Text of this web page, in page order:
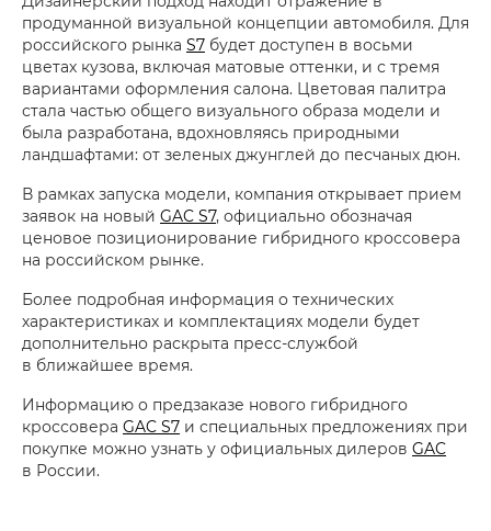
продуманной визуальной концепции автомобиля. Для
российского рынка S7 будет доступен в восьми
цветах кузова, включая матовые оттенки, и с тремя
вариантами оформления салона. Цветовая палитра
стала частью общего визуального образа модели и
была разработана, вдохновляясь природными
ландшафтами: от зеленых джунглей до песчаных дюн.
В рамках запуска модели, компания открывает прием
заявок на новый GAC S7, официально обозначая
ценовое позиционирование гибридного кроссовера
на российском рынке.
Более подробная информация о технических
характеристиках и комплектациях модели будет
дополнительно раскрыта пресс-службой
в ближайшее время.
Информацию о предзаказе нового гибридного
кроссовера GAC S7 и специальных предложениях при
покупке можно узнать у официальных дилеров GAC
в России.